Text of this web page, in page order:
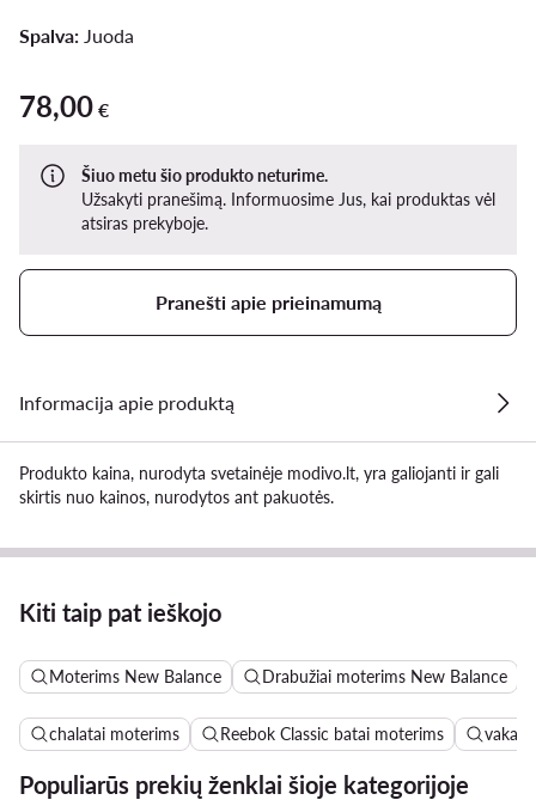
Spalva: Juoda
78,00 €
78,00 €
Šiuo metu šio produkto neturime.
Užsakyti pranešimą. Informuosime Jus, kai produktas vėl
atsiras prekyboje.
Pranešti apie prieinamumą
Informacija apie produktą
Produkto kaina, nurodyta svetainėje modivo.lt, yra galiojanti ir gali
skirtis nuo kainos, nurodytos ant pakuotės.
Kiti taip pat ieškojo
Moterims New Balance Drabužiai moterims New Balance
chalatai moterims Reebok Classic batai moterims
Populiarūs prekių ženklai šioje kategorijoje